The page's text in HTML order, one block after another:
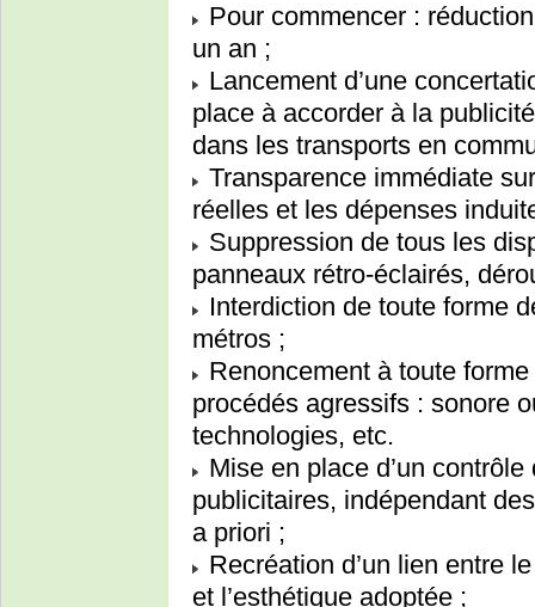
Pour commencer :
un an ;
Lancement d’une
place à accorder à la
dans les transports en
Transparence immédiate
réelles et les dépenses
Suppression de tous les
panneaux rétro-éclairés,
Interdiction de toute forme
métros ;
Renoncement à toute
procédés agressifs : sonore
technologies, etc.
Mise en place d’un
publicitaires, indépendant
a priori ;
Recréation d’un lien entre
et l’esthétique adoptée ;